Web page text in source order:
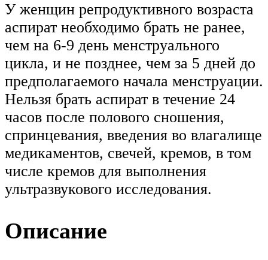
У женщин репродуктивного возраста
аспират необходимо брать не ранее,
чем на 6-9 день менструального
цикла, и не позднее, чем за 5 дней до
предполагаемого начала менструации.
Нельзя брать аспират в течение 24
часов после полового сношения,
спринцевания, введения во влагалище
медикаментов, свечей, кремов, в том
числе кремов для выполнения
ультразвукового исследования.
Описание